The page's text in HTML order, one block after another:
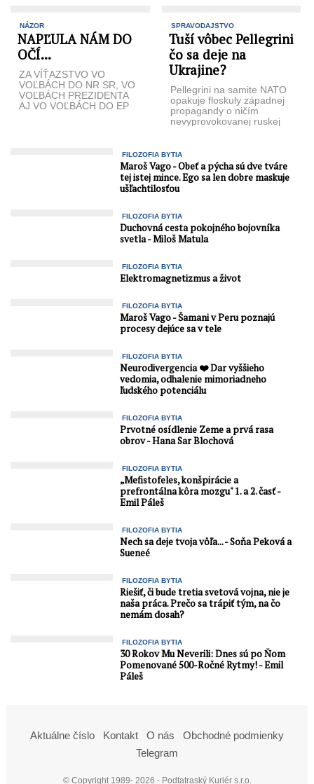
NÁZOR
NAPĽULA NÁM DO
OČÍ...
ZA VÍŤAZSTVO VO
VOĽBÁCH DO NR SR, VO
VOĽBÁCH PREZIDENTA
AJ VO VOĽBÁCH DO EP
SPRAVODAJSTVO
Tuší vôbec Pellegrini
čo sa deje na
Ukrajine?
Pellegrini na samite NATO
opakuje floskuly západnej
propagandy o ničím
nevyprovokovanej ruskej
neodmieta, ak ...
FILOZOFIA BYTIA
Maroš Vago - Obeť a pýcha sú dve tváre
tej istej mince. Ego sa len dobre maskuje
ušľachtilosťou
FILOZOFIA BYTIA
Duchovná cesta pokojného bojovníka
svetla - Miloš Matula
FILOZOFIA BYTIA
Elektromagnetizmus a život
FILOZOFIA BYTIA
Maroš Vago - Šamani v Peru poznajú
procesy dejúce sa v tele
FILOZOFIA BYTIA
Neurodivergencia ❤️ Dar vyššieho
vedomia, odhalenie mimoriadneho
ľudského potenciálu
FILOZOFIA BYTIA
Prvotné osídlenie Zeme a prvá rasa
obrov - Hana Sar Blochová
FILOZOFIA BYTIA
„Mefistofeles, konšpirácie a
prefrontálna kôra mozgu" 1. a 2. časť -
Emil Páleš
FILOZOFIA BYTIA
Nech sa deje tvoja vôľa... - Soňa Peková a
Sueneé
FILOZOFIA BYTIA
Riešiť, či bude tretia svetová vojna, nie je
naša práca. Prečo sa trápiť tým, na čo
nemám dosah?
FILOZOFIA BYTIA
30 Rokov Mu Neverili: Dnes sú po Ňom
Pomenované 500-Ročné Rytmy! - Emil
Páleš
Aktuálne číslo Kontakt O nás
Obchodné podmienky
Telegram
© Copyright 1989- 2026 - Podtatraský Kuriér s.r.o.